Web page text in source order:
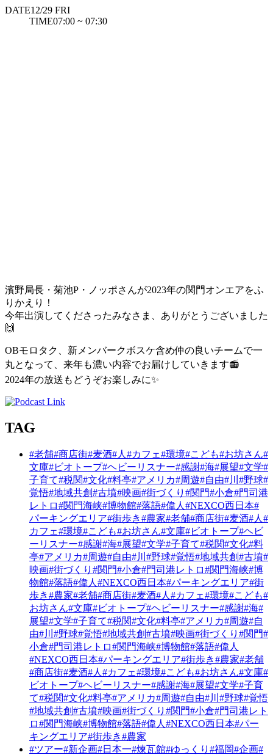
DATE12/29 FRI
TIME07:00 ~ 07:30
濱野局長・菊池P・ノッポさんが2023年の関門オンエアをふ
りかえり！
今年出演してくださったみなさま、ありがとうございました
🙌
OBモロタク、新メンバークボスケ含め仲の良いチームで一
丸となって、来年も濃い内容でお届けしていきます📻
2024年の放送もどうぞお楽しみに✨
TAG
#老舗#商店街#麦酒#人 #カフェ#環境#こども#お坊さん#
文庫#ビオトープ#ヘビーリスナー#感謝#海#展望#文学#
子育て#税関#文化#料亭#アメリカ#周遊#自由#川 #野球#
覚悟#地域共創#古墳#映画#街づくり #関門#小倉#門司港
レトロ#関門海峡#博物館#落語#偉人 #NEXCO西日本#
パーキングエリア#街歩き#農家#老舗#商店街#麦酒#人 #
カフェ#環境#こども#お坊さん#文庫#ビオトープ#ヘビ
ーリスナー#感謝#海#展望#文学#子育て#税関#文化#料
亭#アメリカ#周遊#自由#川 #野球#覚悟#地域共創#古墳#
映画#街づくり #関門#小倉#門司港レトロ#関門海峡#博
物館#落語#偉人 #NEXCO西日本#パーキングエリア#街
歩き#農家#老舗#商店街#麦酒#人 #カフェ#環境#こども#
お坊さん#文庫#ビオトープ#ヘビーリスナー#感謝#海#
展望#文学#子育て#税関#文化#料亭#アメリカ#周遊#自
由#川 #野球#覚悟#地域共創#古墳#映画#街づくり #関門#
小倉#門司港レトロ#関門海峡#博物館#落語#偉人
#NEXCO西日本#パーキングエリア#街歩き#農家#老舗
#商店街#麦酒#人 #カフェ#環境#こども#お坊さん#文庫#
ビオトープ#ヘビーリスナー#感謝#海#展望#文学#子育
て#税関#文化#料亭#アメリカ#周遊#自由#川 #野球#覚悟
#地域共創#古墳#映画#街づくり #関門#小倉#門司港レト
ロ#関門海峡#博物館#落語#偉人 #NEXCO西日本#パー
キングエリア#街歩き#農家
#ツアー#新企画#日本一#煉瓦館#ゆっくり #福岡#企画#